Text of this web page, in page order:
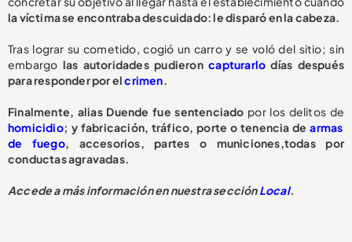
la víctima se encontraba descuidado: le disparó en la cabeza.
Tras lograr su cometido, cogió un carro y se voló del sitio; sin
embargo las autoridades pudieroncapturarlo días después
para responder por elcrimen.
Finalmente, alias Duende fue sentenciado por los delitos de
homicidio; y fabricación, tráfico, porte o tenencia dearmas
de fuego, accesorios, partes o municiones,todas por
conductas agravadas.
Accede a más información en nuestra secciónLocal.